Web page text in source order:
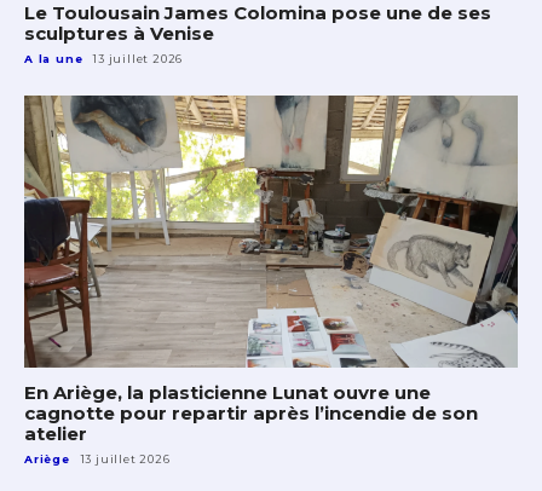
Le Toulousain James Colomina pose une de ses
sculptures à Venise
A la une 13 juillet 2026
En Ariège, la plasticienne Lunat ouvre une
cagnotte pour repartir après l’incendie de son
atelier
Ariège 13 juillet 2026